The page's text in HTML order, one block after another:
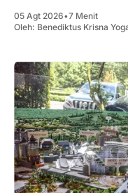
05 Agt 2026•7 Menit
Oleh: Benediktus Krisna